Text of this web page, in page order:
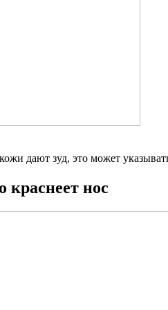
дают зуд, это может
краснеет нос